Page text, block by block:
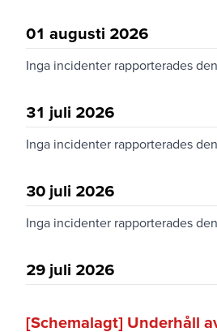
01 augusti 2026
Inga incidenter rapporterades
31 juli 2026
Inga incidenter rapporterades
30 juli 2026
Inga incidenter rapporterades
29 juli 2026
[Schemalagt] Underhåll